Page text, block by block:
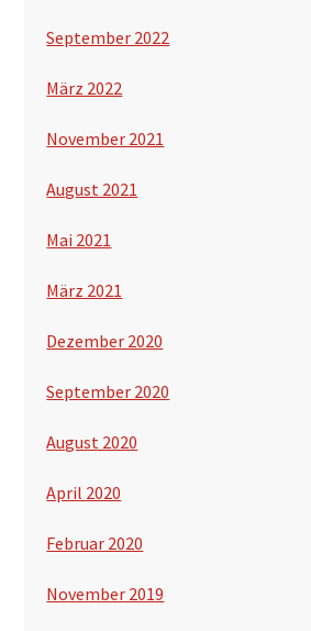
September 2022
März 2022
November 2021
August 2021
Mai 2021
März 2021
Dezember 2020
September 2020
August 2020
April 2020
Februar 2020
November 2019